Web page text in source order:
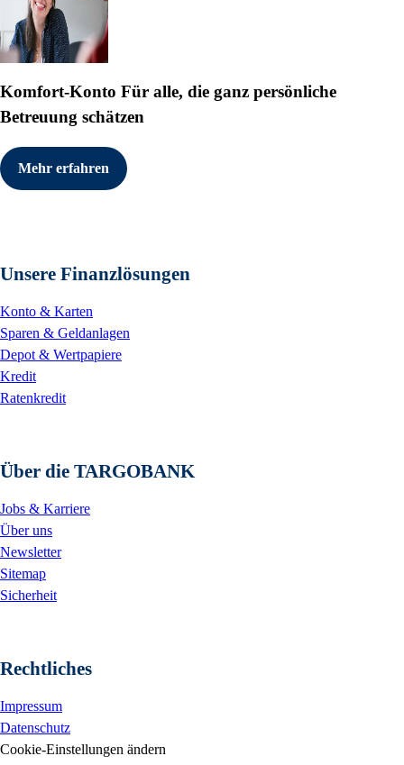
Komfort-Konto Für alle, die ganz persönliche
Betreuung schätzen
Mehr erfahren
Unsere Finanzlösungen
Konto & Karten
Sparen & Geldanlagen
Depot & Wertpapiere
Kredit
Ratenkredit
Über die TARGOBANK
Jobs & Karriere
Über uns
Newsletter
Sitemap
Sicherheit
Rechtliches
Impressum
Datenschutz
Cookie-Einstellungen ändern